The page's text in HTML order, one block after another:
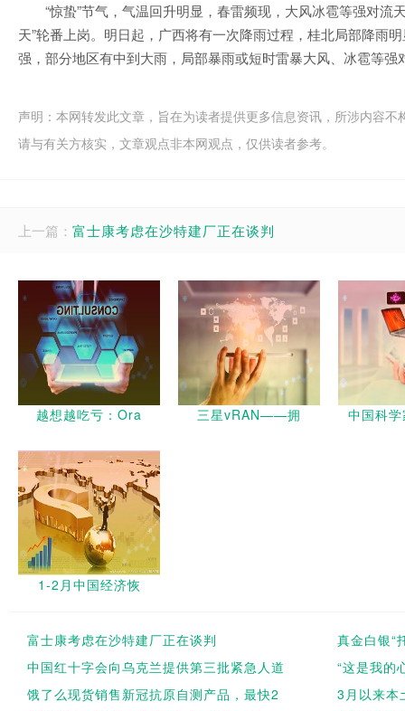
“惊蛰”节气，气温回升明显，春雷频现，大风冰雹等强对流
天”轮番上岗。明日起，广西将有一次降雨过程，桂北局部降雨
强，部分地区有中到大雨，局部暴雨或短时雷暴大风、冰雹等强
声明：本网转发此文章，旨在为读者提供更多信息资讯，所涉内容
请与有关方核实，文章观点非本网观点，仅供读者参考。
上一篇： 富士康考虑在沙特建厂正在谈判
越想越吃亏：Ora 三星vRAN——拥 中国科
1-2月中国经济恢
富士康考虑在沙特建厂正在谈判
真金白银“
中国红十字会向乌克兰提供第三批紧急人道
“这是我的
饿了么现货销售新冠抗原自测产品，最快2
3月以来本